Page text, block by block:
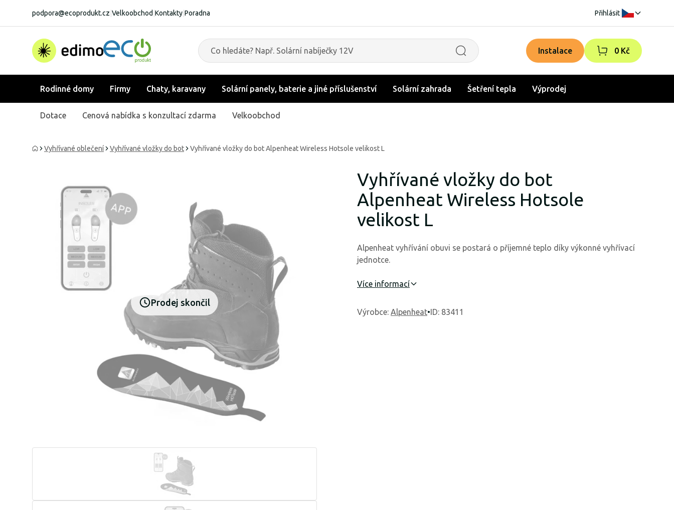
podpora@ecoprodukt.cz Velkoobchod Kontakty Poradna Přihlásit
Instalace 0 Kč
Rodinné domy Firmy Chaty, karavany Solární panely, baterie a jiné příslušenství Solární zahrada Šetření tepla Výprodej
Dotace Cenová nabídka s konzultací zdarma Velkoobchod
Vyhřívané oblečení Vyhřívané vložky do bot Vyhřívané vložky do bot Alpenheat Wireless Hotsole velikost L
Prodej skončil
Vyhřívané vložky do bot
Alpenheat Wireless Hotsole
velikost L
Alpenheat vyhřívání obuvi se postará o příjemné teplo díky výkonné vyhřívací
jednotce.
Více informací
Výrobce: Alpenheat•ID: 83411